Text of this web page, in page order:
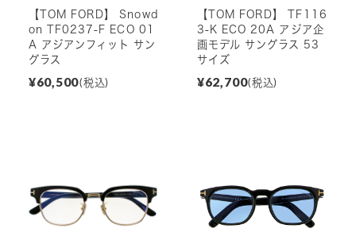
【TOM FORD】 Snowd
on TF0237-F ECO 01
A アジアンフィット サン
グラス
¥60,500(税込)
【TOM FORD】 TF116
3-K ECO 20A アジア企
画モデル サングラス 53
サイズ
¥62,700(税込)